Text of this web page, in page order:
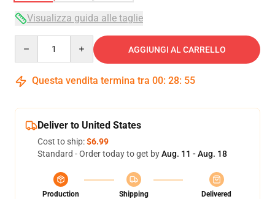
Visualizza guida alle taglie
AGGIUNGI AL CARRELLO
Questa vendita termina tra 00: 28: 54
Deliver to United States
Cost to ship:$6.99
Standard - Order today to get byAug. 11 - Aug. 18
Production
Shipping
Delivered